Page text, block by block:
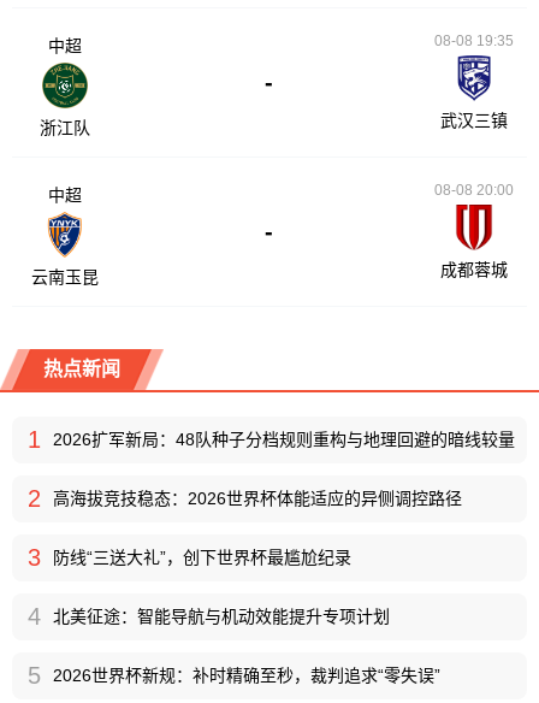
中超
浙江队
-
08-08 19:35
武汉三镇
中超
云南玉昆
-
08-08 20:00
成都蓉城
热点新闻
1 2026扩军新局：48队种子分档规则重构与地理回避的暗线较量
2 高海拔竞技稳态：2026世界杯体能适应的异侧调控路径
3 防线“三送大礼”，创下世界杯最尴尬纪录
4 北美征途：智能导航与机动效能提升专项计划
5 2026世界杯新规：补时精确至秒，裁判追求“零失误”